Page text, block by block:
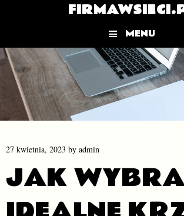
MENU
Skip to content
27 kwietnia, 2023 by admin
JAK